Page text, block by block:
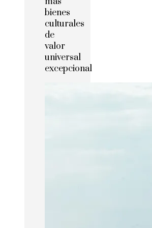
bienes
culturales
de
valor
universal
excepcional